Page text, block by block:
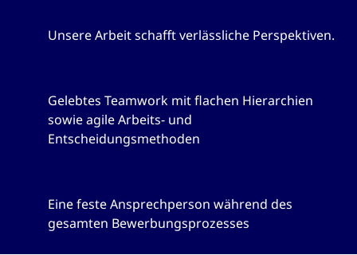
Unsere Arbeit schafft verlässliche Perspektiven.
Gelebtes Teamwork mit flachen Hierarchien
sowie agile Arbeits- und
Entscheidungsmethoden
Eine feste Ansprechperson während des
gesamten Bewerbungsprozesses